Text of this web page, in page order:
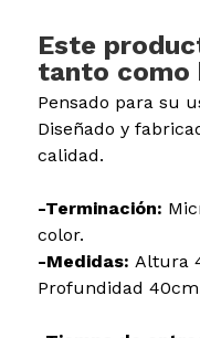
Este
tanto como
Pensado para su
Diseñado y
calidad.
-Terminación:
color.
-Medidas: Altura
Profundidad